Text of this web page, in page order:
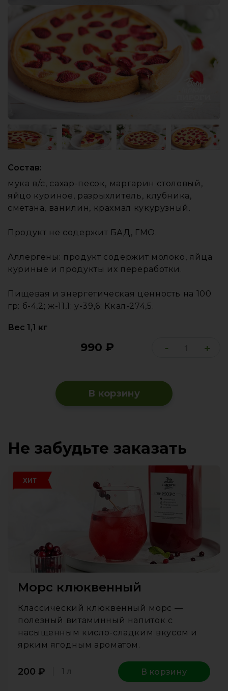
Состав:
мука в/с, сахар-песок, маргарин столовый,
яйцо куриное, разрыхлитель, клубника,
сметана, ванилин, крахмал кукурузный.
Продукт не содержит БАД, ГМО.
Аллергены: продукт содержит молоко, яйца
куриные и продукты их переработки.
Пищевая и энергетическая ценность на 100
гр: б-4,2; ж-11,1; у-39,6; Ккал-274,5.
Вес 1,1 кг
990 ₽ - +
В корзину
Не забудьте заказать
ХИТ
Морс клюквенный
Классический клюквенный морс —
полезный витаминный напиток с
насыщенным кисло-сладким вкусом и
ярким ягодным ароматом.
200 ₽ 1 л В корзину